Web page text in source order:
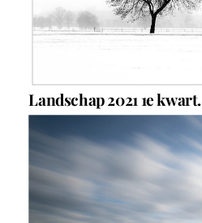
Landschap 2021 1e kwart.